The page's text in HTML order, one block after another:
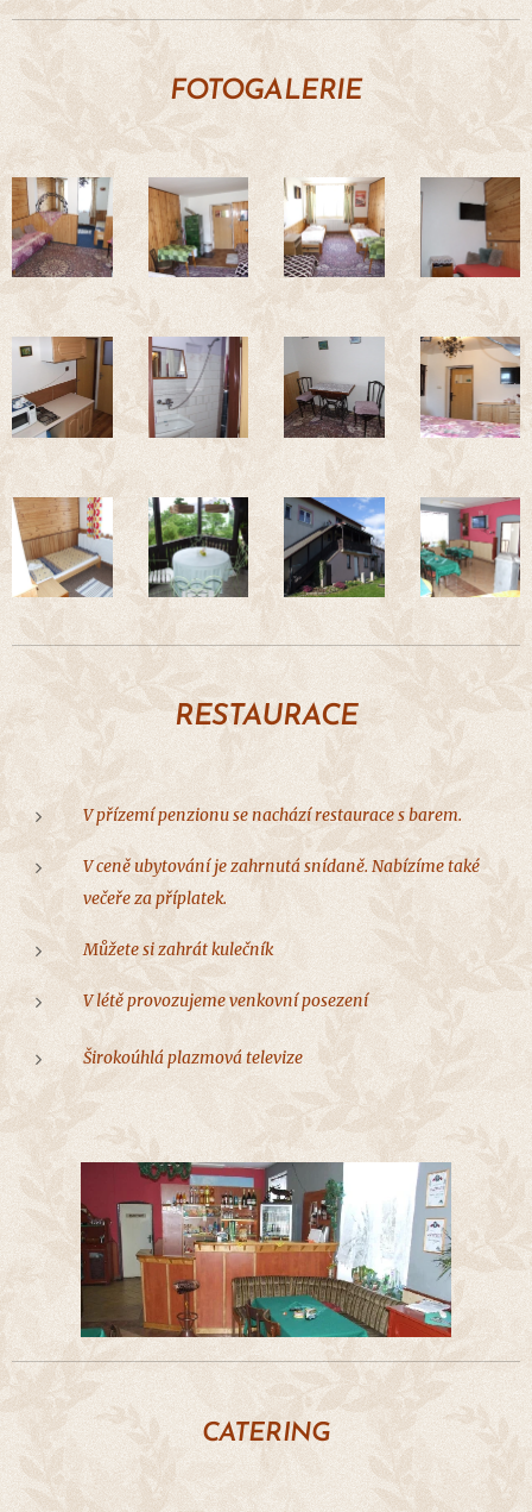
FOTOGALERIE
RESTAURACE
V přízemí penzionu se nachází restaurace s barem.
V ceně ubytování je zahrnutá snídaně. Nabízíme také
večeře za příplatek.
Můžete si zahrát kulečník
V létě provozujeme venkovní posezení
Širokoúhlá plazmová televize
CATERING